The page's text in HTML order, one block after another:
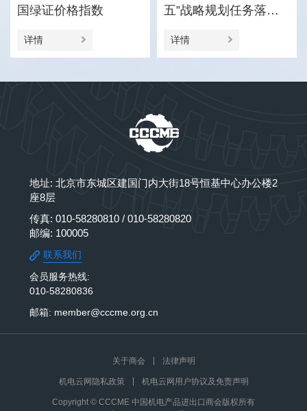
国绿证价格指数
详情
五”战略规划任务落实
大、进出口更加协调
详情
地址: 北京市东城区建国门内大街18号恒基中心办公楼2
座8层
传真: 010-58280810 / 010-58280820
邮编: 100005
联系我们
会员服务热线:
010-58280836
邮箱: member@cccme.org.cn
关于商会 法律声明
机电云网隐私政策 机电云网用户协议及免责声明
Copyright © CCCME 中国机电产品进出口商会版权所有